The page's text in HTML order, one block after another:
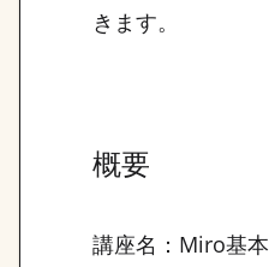
きます。
概要
講座名：Miro基本